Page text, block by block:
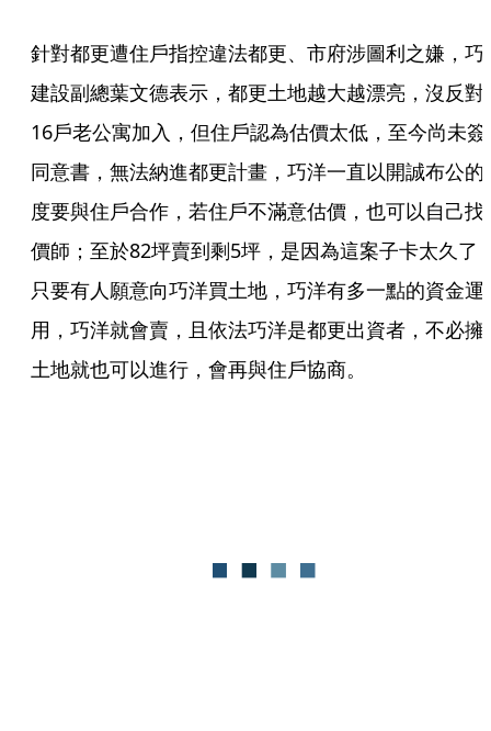
針對都更遭住戶指控違法都更、市府涉圖利之嫌，巧
建設副總葉文德表示，都更土地越大越漂亮，沒反對
16戶老公寓加入，但住戶認為估價太低，至今尚未簽
同意書，無法納進都更計畫，巧洋一直以開誠布公的
度要與住戶合作，若住戶不滿意估價，也可以自己找
價師；至於82坪賣到剩5坪，是因為這案子卡太久了
只要有人願意向巧洋買土地，巧洋有多一點的資金運
用，巧洋就會賣，且依法巧洋是都更出資者，不必擁
土地就也可以進行，會再與住戶協商。